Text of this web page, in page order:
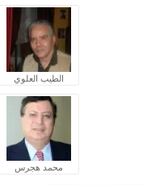
الطيب العلوي
محمد هجرس